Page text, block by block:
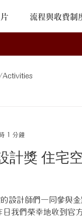
流程與收費制
Activities
計獎 住宅
設計師們一同參與
我們榮幸地收到官方
1 分鐘